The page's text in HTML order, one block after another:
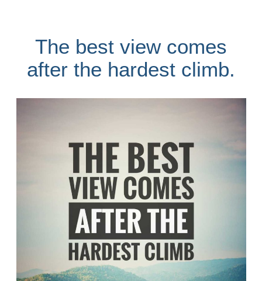
The best view comes
after the hardest climb.